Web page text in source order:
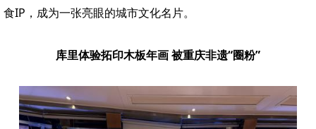
食IP，成为一张亮眼的城市文化名片。
库里体验拓印木板年画被重庆非遗“圈粉”